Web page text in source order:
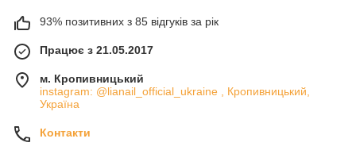
93% позитивних з 85 відгуків за рік
Працює з 21.05.2017
м. Кропивницький
instagram: @lianail_official_ukraine , Кропивницький,
Україна
Контакти